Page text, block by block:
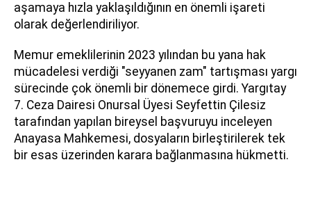
aşamaya hızla yaklaşıldığının en önemli işareti
olarak değerlendiriliyor.
Memur emeklilerinin 2023 yılından bu yana hak
mücadelesi verdiği "seyyanen zam" tartışması yargı
sürecinde çok önemli bir dönemece girdi. Yargıtay
7. Ceza Dairesi Onursal Üyesi Seyfettin Çilesiz
tarafından yapılan bireysel başvuruyu inceleyen
Anayasa Mahkemesi, dosyaların birleştirilerek tek
bir esas üzerinden karara bağlanmasına hükmetti.